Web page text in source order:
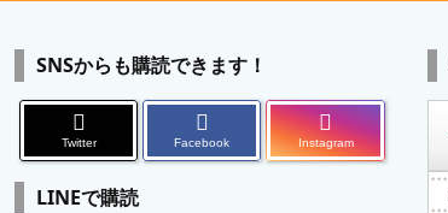
SNSからも購読できます！
Twitter Facebook Instagram
LINEで購読